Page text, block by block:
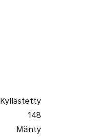
Kyllästetty
148
Mänty